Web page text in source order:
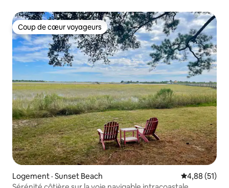
Coup de cœur voyageurs
Coup de cœur voyageurs
Logement · Sunset Beach Note
4,88 (51)